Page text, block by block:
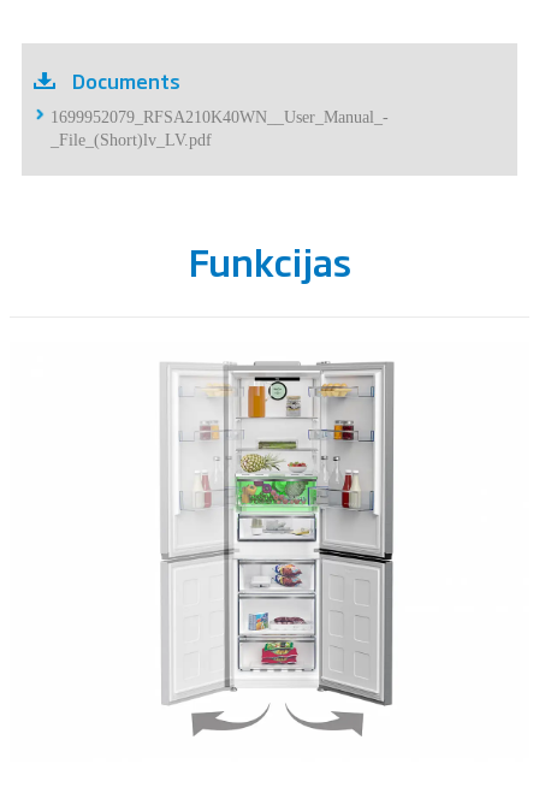
Documents
1699952079_RFSA210K40WN__User_Manual_-
_File_(Short)lv_LV.pdf
Funkcijas